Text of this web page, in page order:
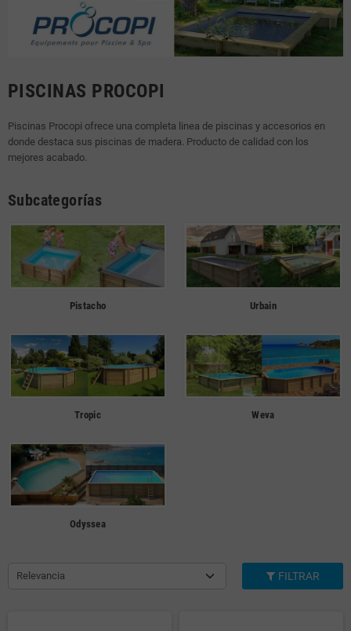
PISCINAS PROCOPI
Piscinas Procopi ofrece una completa linea de piscinas y accesorios en
donde destaca sus piscinas de madera. Producto de calidad con los
mejores acabado.
Subcategorías
Pistacho Urbain
Tropic Weva
Odyssea
Relevancia FILTRAR